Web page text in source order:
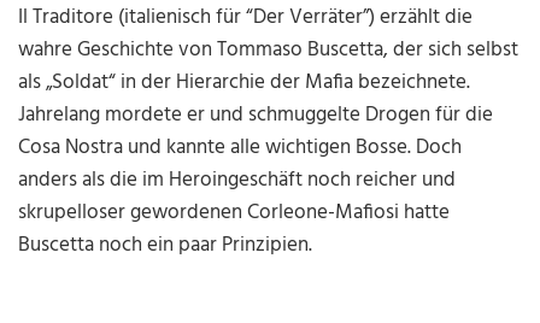
Il Traditore (italienisch für “Der Verräter”) erzählt die
wahre Geschichte von Tommaso Buscetta, der sich selbst
als „Soldat“ in der Hierarchie der Mafia bezeichnete.
Jahrelang mordete er und schmuggelte Drogen für die
Cosa Nostra und kannte alle wichtigen Bosse. Doch
anders als die im Heroingeschäft noch reicher und
skrupelloser gewordenen Corleone-Mafiosi hatte
Buscetta noch ein paar Prinzipien.